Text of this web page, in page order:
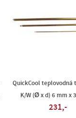
QuickCool teplovodná
K/W (Ø x d) 6 mm x
231,-